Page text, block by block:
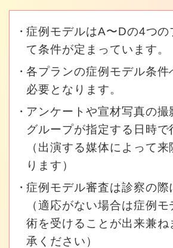
症例モデルはA〜Dの4つの
て条件が定まっています。
各プランの症例モデル条件
必要となります。
アンケートや宣材写真の
グループが指定する日時で
（出演する媒体によって
ります）
症例モデル審査は診察の際
（適応がない場合は症例
術を受けることが出来兼ね
承ください）